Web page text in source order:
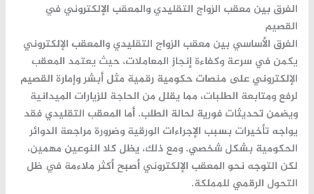
الفرق بين معقب الزواج التقليدي والمعقب الإلكتروني في
القصيم
الفرق الأساسي بين معقب الزواج التقليدي والمعقب الإلكتروني
يكمن في سرعة وكفاءة إنجاز المعاملات، حيث يعتمد المعقب
الإلكتروني على منصات حكومية رقمية مثل أبشر وإمارة القصيم
لرفع ومتابعة الطلبات، مما يقلل من الحاجة للزيارات الميدانية
ويضمن تحديثات فورية لحالة الطلب. أما المعقب التقليدي فقد
يواجه تأخيرات بسبب الإجراءات الورقية وضرورة مراجعة الدوائر
الحكومية بشكل شخصي. ومع ذلك، يظل كلا النوعين مهمين،
لكن التوجه نحو المعقب الإلكتروني أصبح أكثر ملاءمة في ظل
التحول الرقمي للمملكة.